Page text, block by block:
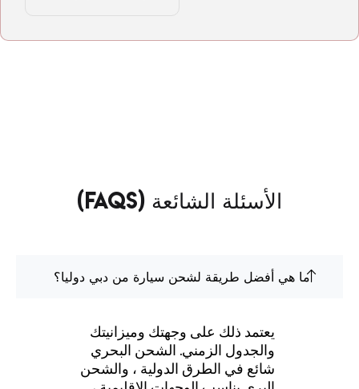
الأسئلة الشائعة (FAQs)
ما هي أفضل طريقة لشحن سيارة من دبي دوليا؟
يعتمد ذلك على وجهتك وميزانيتك
والجدول الزمني. الشحن البحري
شائع في الطرق الدولية ، والشحن